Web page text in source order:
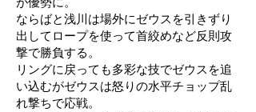
ならばと浅川は場外にゼウスを引きずり
出してロープを使って首絞めなど反則攻
撃で勝負する。
リングに戻っても多彩な技でゼウスを追
い込むがゼウスは怒りの水平チョップ乱
れ撃ちで応戦。